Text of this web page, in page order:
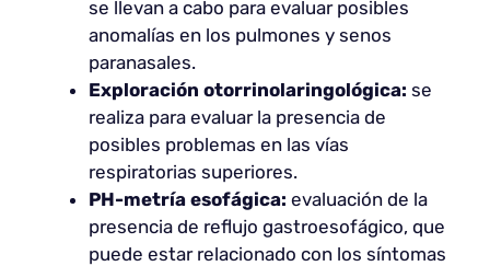
se llevan a cabo para evaluar posibles
anomalías en los pulmones y senos
paranasales.
Exploración otorrinolaringológica: se
realiza para evaluar la presencia de
posibles problemas en las vías
respiratorias superiores.
PH-metría esofágica: evaluación de la
presencia de reflujo gastroesofágico, que
puede estar relacionado con los síntomas